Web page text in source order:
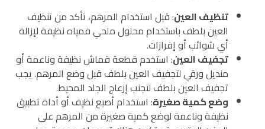
تنظيف العين: قبل استخدام المرهم، تأكد من تنظيف
العين بلطف باستخدام محلول ملحي فمياه نظيفة لإزالة
أي شوائب أو إفرازات.
تجفيف العين: استخدم قطعة قماش نظيفة وناعمة أو
منديل ورقي لتجفيف العين بلطف قبل وضع المرهم. يجب
تجفيف العين بلطف لتجنب إزعاج الجلد المحيط.
وضع كمية صغيرة: استخدام أصبع نظيف أو أداة تطبيق
نظيفة وناعمة لوضع كمية صغيرة من المرهم على